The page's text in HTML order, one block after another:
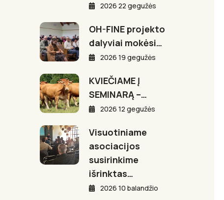
2026 22 gegužės
OH-FINE projekto
dalyviai mokėsi…
2026 19 gegužės
KVIEČIAME Į
SEMINARĄ –…
2026 12 gegužės
Visuotiniame
asociacijos
susirinkime
išrinktas…
2026 10 balandžio